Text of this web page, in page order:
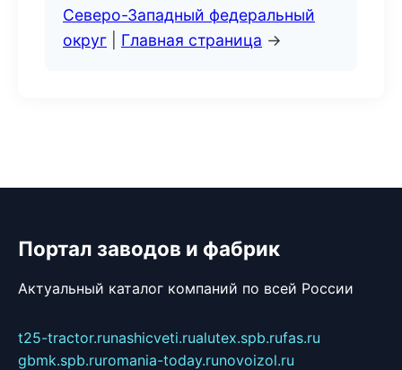
Северо-Западный федеральный
округ
Главная страница →
Портал заводов и фабрик
Актуальный каталог компаний по всей России
t25-tractor.runashicveti.rualutex.spb.rufas.ru
gbmk.spb.ruromania-today.runovoizol.ru